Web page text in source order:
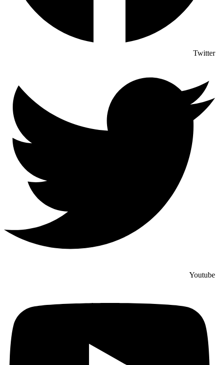
Twitter
Youtube